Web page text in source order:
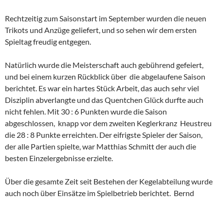
Rechtzeitig zum Saisonstart im September wurden die neuen
Trikots und Anzüge geliefert, und so sehen wir dem ersten
Spieltag freudig entgegen.
Natürlich wurde die Meisterschaft auch gebührend gefeiert,
und bei einem kurzen Rückblick über die abgelaufene Saison
berichtet. Es war ein hartes Stück Arbeit, das auch sehr viel
Disziplin abverlangte und das Quentchen Glück durfte auch
nicht fehlen. Mit 30 : 6 Punkten wurde die Saison
abgeschlossen, knapp vor dem zweiten Keglerkranz Heustreu
die 28 : 8 Punkte erreichten. Der eifrigste Spieler der Saison,
der alle Partien spielte, war Matthias Schmitt der auch die
besten Einzelergebnisse erzielte.
Über die gesamte Zeit seit Bestehen der Kegelabteilung wurde
auch noch über Einsätze im Spielbetrieb berichtet. Bernd